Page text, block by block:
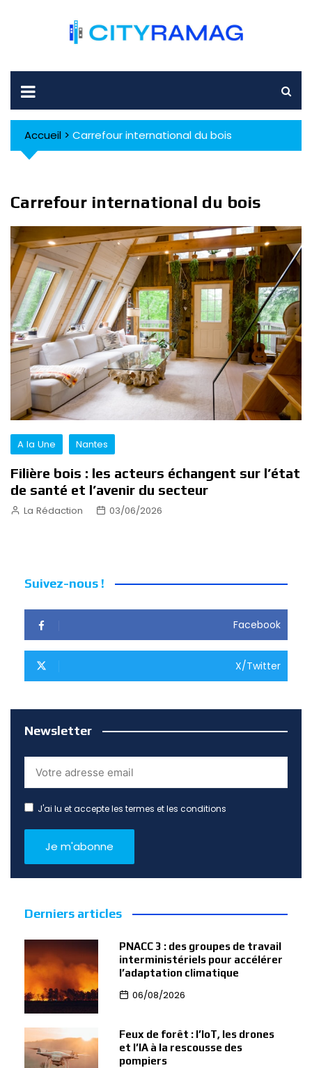
Accueil > Carrefour international du bois
Carrefour international du bois
A la Une Nantes
Filière bois : les acteurs échangent sur l’état
de santé et l’avenir du secteur
La Rédaction 03/06/2026
Suivez-nous !
Facebook
X/Twitter
Newsletter
J'ai lu et accepte les termes et les conditions
Derniers articles
PNACC 3 : des groupes de travail
interministériels pour accélérer
l’adaptation climatique
06/08/2026
Feux de forêt : l’IoT, les drones
et l’IA à la rescousse des
pompiers